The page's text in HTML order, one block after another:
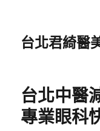
台北君綺醫
台北中醫
專業眼科